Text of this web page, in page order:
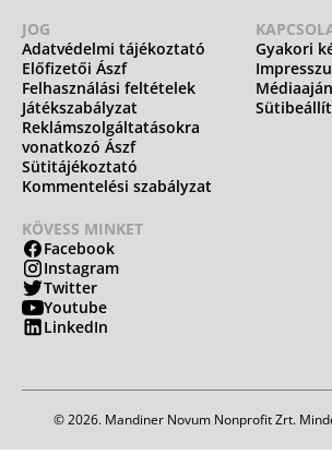
JOG
Adatvédelmi tájékoztató
Előfizetői Ászf
Felhasználási feltételek
Játékszabályzat
Reklámszolgáltatásokra
vonatkozó Ászf
Sütitájékoztató
Kommentelési szabályzat
Gyakori
KÖVESS MINKET
Facebook
Instagram
Twitter
Youtube
LinkedIn
© 2026. Mandiner Novum Nonprofit Zrt.